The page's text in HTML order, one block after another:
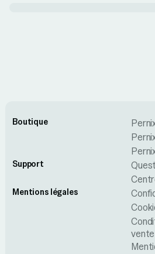
Boutique
Support
Mentions légales
vente